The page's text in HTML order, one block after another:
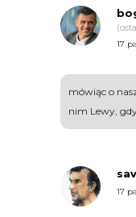
17
mówiąc o
nim Lewy,
17